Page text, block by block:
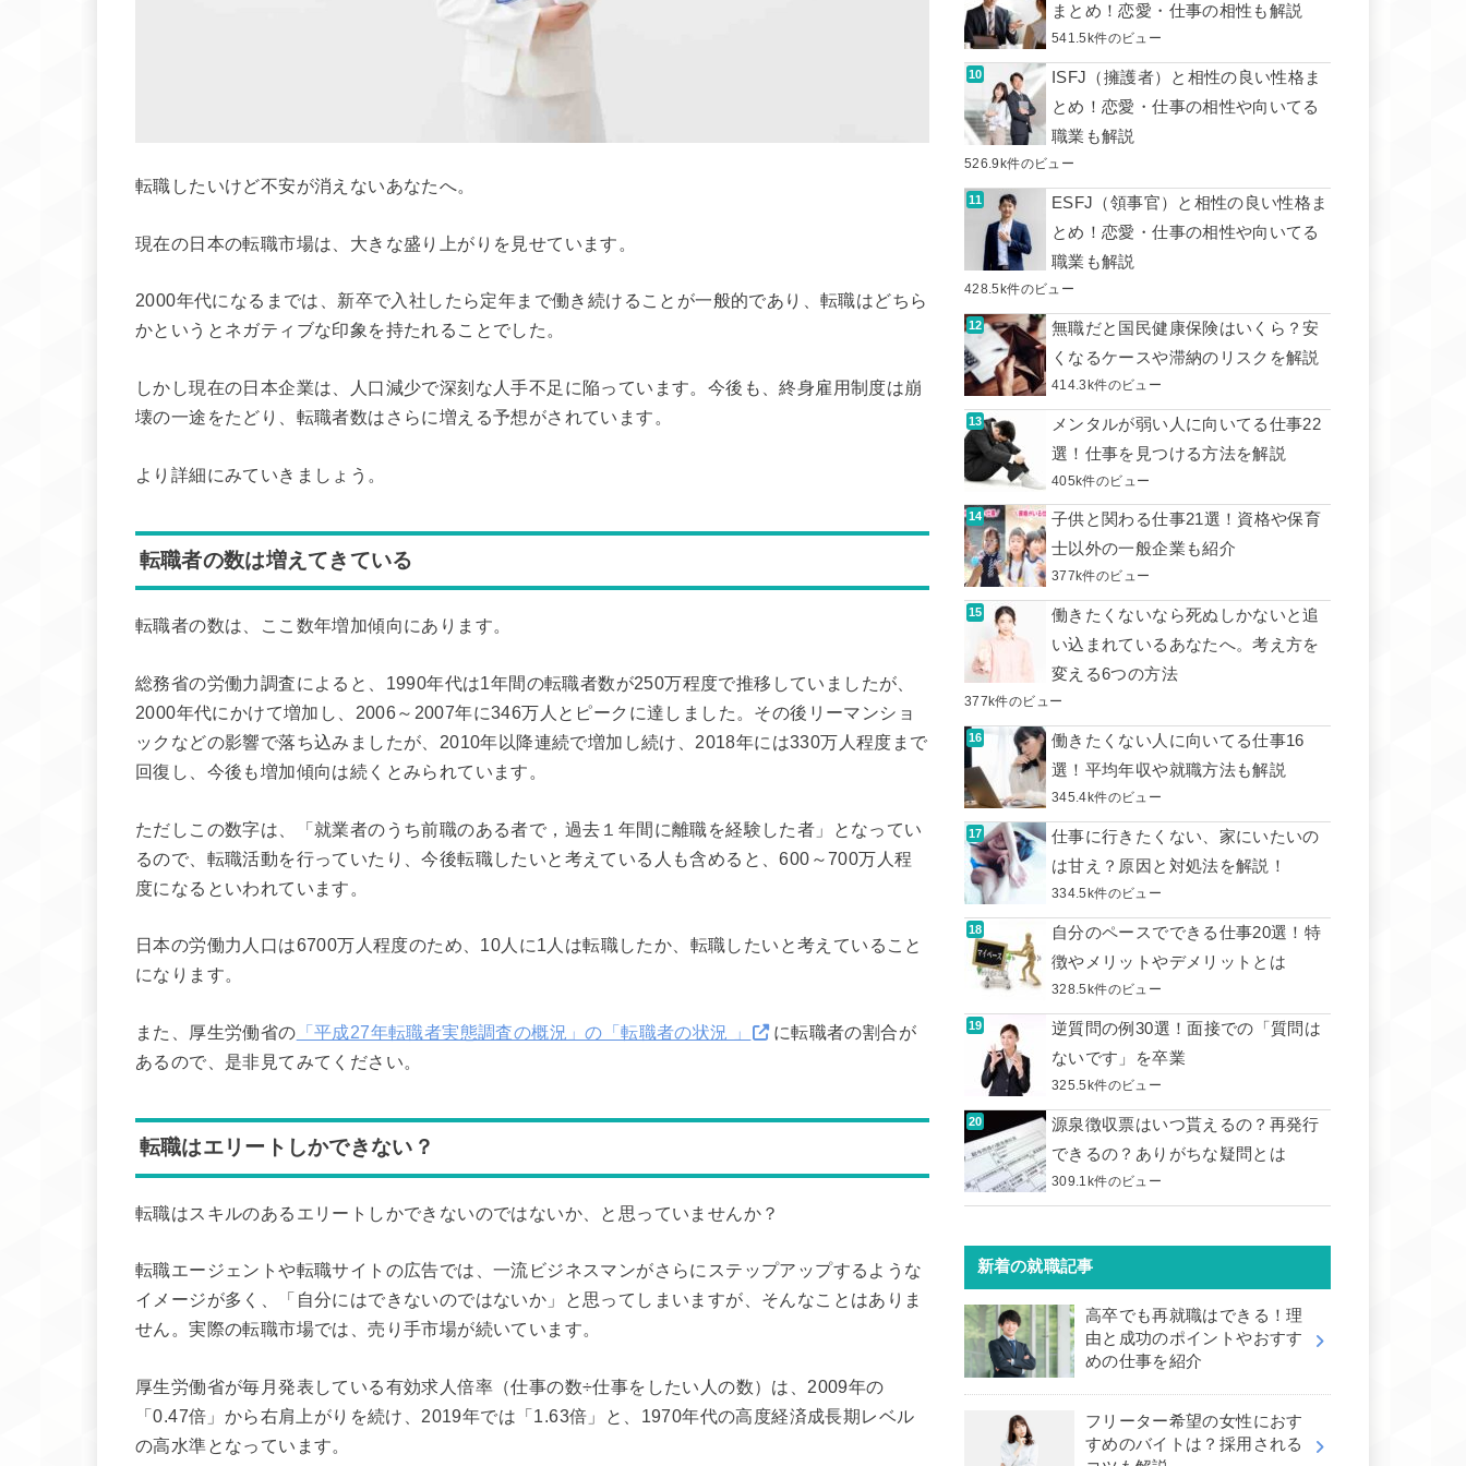
転職したいけど不安が消えないあなたへ。
現在の日本の転職市場は、大きな盛り上がりを見せています。
2000年代になるまでは、新卒で入社したら定年まで働き続けることが一般的であり、転職はどちら
かというとネガティブな印象を持たれることでした。
しかし現在の日本企業は、人口減少で深刻な人手不足に陥っています。今後も、終身雇用制度は崩
壊の一途をたどり、転職者数はさらに増える予想がされています。
より詳細にみていきましょう。
転職者の数は増えてきている
転職者の数は、ここ数年増加傾向にあります。
総務省の労働力調査によると、1990年代は1年間の転職者数が250万程度で推移していましたが、
2000年代にかけて増加し、2006～2007年に346万人とピークに達しました。その後リーマンショ
ックなどの影響で落ち込みましたが、2010年以降連続で増加し続け、2018年には330万人程度まで
回復し、今後も増加傾向は続くとみられています。
ただしこの数字は、「就業者のうち前職のある者で，過去１年間に離職を経験した者」となってい
るので、転職活動を行っていたり、今後転職したいと考えている人も含めると、600～700万人程
度になるといわれています。
日本の労働力人口は6700万人程度のため、10人に1人は転職したか、転職したいと考えていること
になります。
また、厚生労働省の 「平成27年転職者実態調査の概況」の「転職者の状況 」
に転職者の割合が
あるので、是非見てみてください。
転職はエリートしかできない？
転職はスキルのあるエリートしかできないのではないか、と思っていませんか？
転職エージェントや転職サイトの広告では、一流ビジネスマンがさらにステップアップするような
イメージが多く、「自分にはできないのではないか」と思ってしまいますが、そんなことはありま
せん。実際の転職市場では、売り手市場が続いています。
厚生労働省が毎月発表している有効求人倍率（仕事の数÷仕事をしたい人の数）は、2009年の
「0.47倍」から右肩上がりを続け、2019年では「1.63倍」と、1970年代の高度経済成長期レベル
の高水準となっています。
まとめ！恋愛・仕事の相性も解説
541.5k件のビュー
ISFJ（擁護者）と相性の良い性格ま
とめ！恋愛・仕事の相性や向いてる
職業も解説
526.9k件のビュー
ESFJ（領事官）と相性の良い性格ま
とめ！恋愛・仕事の相性や向いてる
職業も解説
428.5k件のビュー
無職だと国民健康保険はいくら？安
くなるケースや滞納のリスクを解説
414.3k件のビュー
メンタルが弱い人に向いてる仕事22
選！仕事を見つける方法を解説
405k件のビュー
子供と関わる仕事21選！資格や保育
士以外の一般企業も紹介
377k件のビュー
働きたくないなら死ぬしかないと追
い込まれているあなたへ。考え方を
変える6つの方法
377k件のビュー
働きたくない人に向いてる仕事16
選！平均年収や就職方法も解説
345.4k件のビュー
仕事に行きたくない、家にいたいの
は甘え？原因と対処法を解説！
334.5k件のビュー
自分のペースでできる仕事20選！特
徴やメリットやデメリットとは
328.5k件のビュー
逆質問の例30選！面接での「質問は
ないです」を卒業
325.5k件のビュー
源泉徴収票はいつ貰えるの？再発行
できるの？ありがちな疑問とは
309.1k件のビュー
新着の就職記事
高卒でも再就職はできる！理
由と成功のポイントやおすす
めの仕事を紹介
フリーター希望の女性におす
すめのバイトは？採用される